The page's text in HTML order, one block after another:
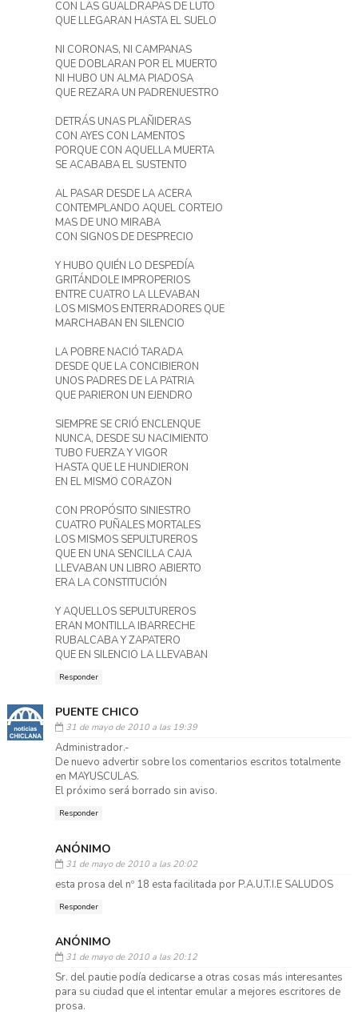
CON LAS GUALDRAPAS DE LUTO
QUE LLEGARAN HASTA EL SUELO
NI CORONAS, NI CAMPANAS
QUE DOBLARAN POR EL MUERTO
NI HUBO UN ALMA PIADOSA
QUE REZARA UN PADRENUESTRO
DETRÁS UNAS PLAÑIDERAS
CON AYES CON LAMENTOS
PORQUE CON AQUELLA MUERTA
SE ACABABA EL SUSTENTO
AL PASAR DESDE LA ACERA
CONTEMPLANDO AQUEL CORTEJO
MAS DE UNO MIRABA
CON SIGNOS DE DESPRECIO
Y HUBO QUIÉN LO DESPEDÍA
GRITÁNDOLE IMPROPERIOS
ENTRE CUATRO LA LLEVABAN
LOS MISMOS ENTERRADORES QUE
MARCHABAN EN SILENCIO
LA POBRE NACIÓ TARADA
DESDE QUE LA CONCIBIERON
UNOS PADRES DE LA PATRIA
QUE PARIERON UN EJENDRO
SIEMPRE SE CRIÓ ENCLENQUE
NUNCA, DESDE SU NACIMIENTO
TUBO FUERZA Y VIGOR
HASTA QUE LE HUNDIERON
EN EL MISMO CORAZON
CON PROPÓSITO SINIESTRO
CUATRO PUÑALES MORTALES
LOS MISMOS SEPULTUREROS
QUE EN UNA SENCILLA CAJA
LLEVABAN UN LIBRO ABIERTO
ERA LA CONSTITUCIÓN
Y AQUELLOS SEPULTUREROS
ERAN MONTILLA IBARRECHE
RUBALCABA Y ZAPATERO
QUE EN SILENCIO LA LLEVABAN
Responder
PUENTE CHICO
31 de mayo de 2010 a las 19:39
Administrador.-
De nuevo advertir sobre los comentarios escritos totalmente
en MAYUSCULAS.
El próximo será borrado sin aviso.
Responder
ANÓNIMO
31 de mayo de 2010 a las 20:02
esta prosa del nº 18 esta facilitada por P.A.U.T.I.E SALUDOS
Responder
ANÓNIMO
31 de mayo de 2010 a las 20:12
Sr. del pautie podía dedicarse a otras cosas más interesantes
para su ciudad que el intentar emular a mejores escritores de
prosa.